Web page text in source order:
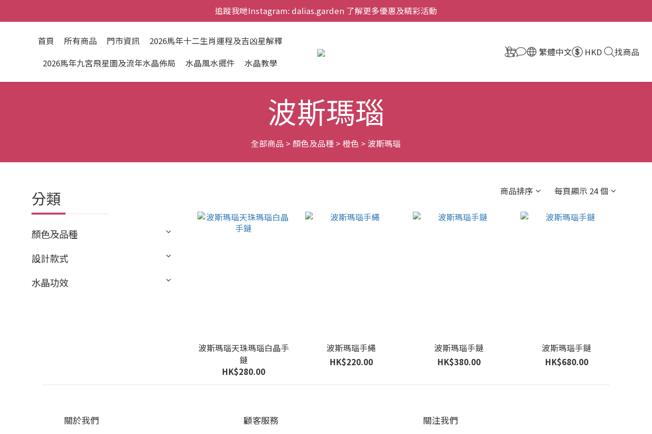
慶祝元朗新店開幕，網上首次購物九折兼免運費。
追蹤我哋Instagram: dalias.garden 了解更多優惠及精彩活動
首頁 所有商品 門市資訊
2026馬年十二生肖運程及吉凶星解釋
2026馬年九宮飛星圖及流年水晶佈局
水晶風水擺件 水晶教學
繁體中文 HKD 找商品
波斯瑪瑙
全部商品 >顏色及品種 >橙色 >波斯瑪瑙
分類
顏色及品種
設計款式
水晶功效
商品排序 每頁顯示 24 個
波斯瑪瑙天珠瑪瑙白晶手
鏈
HK$280.00
波斯瑪瑙手繩
HK$220.00
波斯瑪瑙手鏈
HK$380.00
波斯瑪瑙手鏈
HK$680.00
關於我們 顧客服務 關注我們